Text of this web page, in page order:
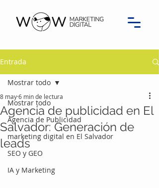
Entrada
Mostrar todo
Agencia de Publicidad
marketing digital en El Salvador
SEO y GEO
IA y Marketing
Mostrar todo
Agencia de publicidad en El
Salvador: Generación de
leads
8 may6 min de lectura